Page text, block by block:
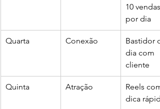
10 vendas
por dia
Quarta Conexão
Bastidor
dia com
cliente
Quinta Atração
Reels com
dica rápida